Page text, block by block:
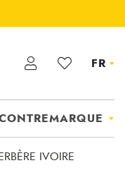
FR
IVOIRE